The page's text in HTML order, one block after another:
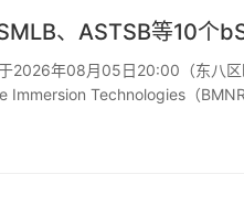
、ASTSB等10个
2026年08月05日20:00（东八区
Immersion Technologies（